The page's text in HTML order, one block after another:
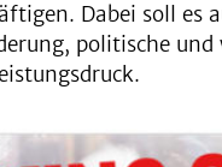
Dabei soll es
politische